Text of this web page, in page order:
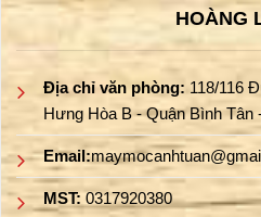
HOÀNG
Địa chỉ văn phòng: 118/116
Hưng Hòa B - Quận Bình Tân
Email:
MST:0317920380